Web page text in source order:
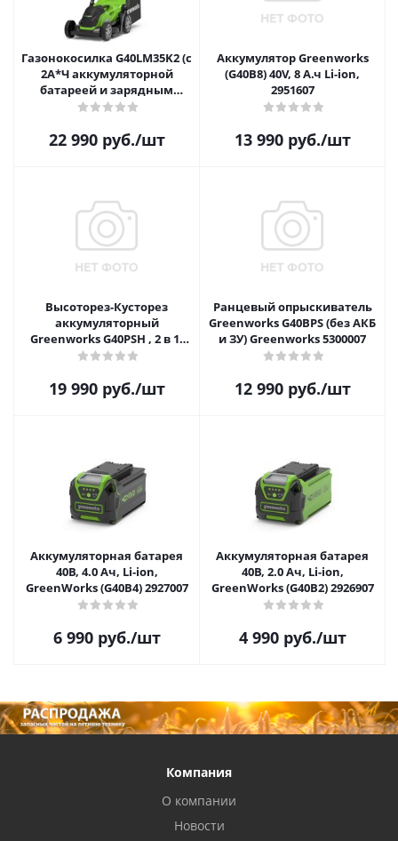
Газонокосилка G40LM35K2 (с
2А*Ч аккумуляторной
батареей и зарядным
устройством) Greenworks
22 990руб./шт
Аккумулятор Greenworks
(G40B8) 40V, 8 А.ч Li-ion,
2951607
13 990руб./шт
Высоторез-Кусторез
аккумуляторный
Greenworks G40PSH , 2 в 1,
40V, без АКБ и ЗУ, 1303907
19 990руб./шт
Ранцевый опрыскиватель
Greenworks G40BPS (без АКБ
и ЗУ) Greenworks 5300007
12 990руб./шт
Аккумуляторная батарея
40В, 4.0 Ач, Li-ion,
GreenWorks (G40B4) 2927007
6 990руб./шт
Аккумуляторная батарея
40В, 2.0 Ач, Li-ion,
GreenWorks (G40B2) 2926907
4 990руб./шт
Компания
О компании
Новости